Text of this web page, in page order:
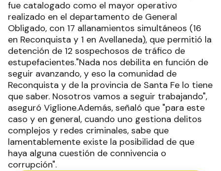
fue catalogado como el mayor operativo
realizado en el departamento de General
Obligado, con 17 allanamientos simultáneos (16
en Reconquista y 1 en Avellaneda), que permitió la
detención de 12 sospechosos de tráfico de
estupefacientes."Nada nos debilita en función de
seguir avanzando, y eso la comunidad de
Reconquista y de la provincia de Santa Fe lo tiene
que saber. Nosotros vamos a seguir trabajando",
aseguró Viglione.Además, señaló que "para este
caso y en general, cuando uno gestiona delitos
complejos y redes criminales, sabe que
lamentablemente existe la posibilidad de que
haya alguna cuestión de connivencia o
corrupción".